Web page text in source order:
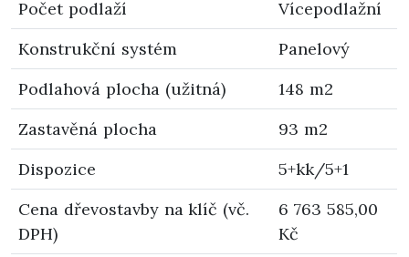
Počet podlaží
Vícepodlažní
Konstrukční systém
Panelový
Podlahová plocha (užitná)
148 m2
Zastavěná plocha
93 m2
Dispozice
5+kk/5+1
Cena dřevostavby na klíč (vč.
DPH)
6 763 585,00
Kč